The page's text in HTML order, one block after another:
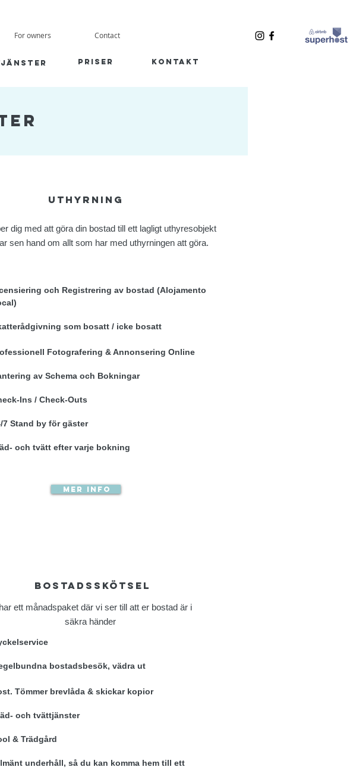
For owners Contact
priser kontakt
Uthyrning
dig med att göra din bostad till ett lagligt uthyresobjekt
sen hand om allt som har med uthyrningen att göra.
och Registrering av bostad (Alojamento
som bosatt / icke bosatt
Fotografering & Annonsering Online
av Schema och Bokningar
Ins / Check-Outs
7 Stand by för gäster
och tvätt efter varje bokning
Mer info
bostadsskötsel
ett månadspaket där vi ser till att er bostad är i
säkra händer
bostadsbesök, vädra ut
Tömmer brevlåda & skickar kopior
och tvättjänster
& Trädgård
underhåll, så du kan komma hem till ett